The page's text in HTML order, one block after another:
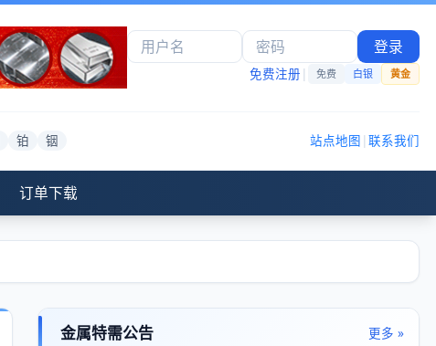
登录
免费注册 | 免费 白银 黄金
铂 铟 站点地图 | 联系我们
订单下载
金属特需公告 更多 »